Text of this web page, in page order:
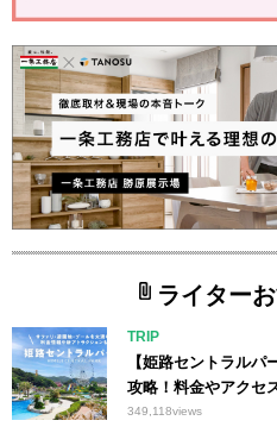
ライター
TRIP
【姫路セントラル
攻略！料金やアクセ
349,118views